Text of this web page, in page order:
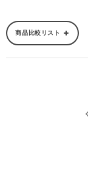
商品比較リスト